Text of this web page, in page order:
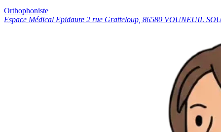
Orthophoniste
Espace Médical Epidaure 2 rue Gratteloup, 86580 VOUNEUIL